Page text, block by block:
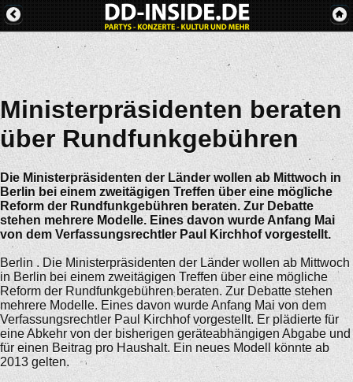
Ministerpräsidenten beraten
über Rundfunkgebühren
Die Ministerpräsidenten der Länder wollen ab Mittwoch in
Berlin bei einem zweitägigen Treffen über eine mögliche
Reform der Rundfunkgebühren beraten. Zur Debatte
stehen mehrere Modelle. Eines davon wurde Anfang Mai
von dem Verfassungsrechtler Paul Kirchhof vorgestellt.
Berlin . Die Ministerpräsidenten der Länder wollen ab Mittwoch
in Berlin bei einem zweitägigen Treffen über eine mögliche
Reform der Rundfunkgebühren beraten. Zur Debatte stehen
mehrere Modelle. Eines davon wurde Anfang Mai von dem
Verfassungsrechtler Paul Kirchhof vorgestellt. Er plädierte für
eine Abkehr von der bisherigen geräteabhängigen Abgabe und
für einen Beitrag pro Haushalt. Ein neues Modell könnte ab
2013 gelten.